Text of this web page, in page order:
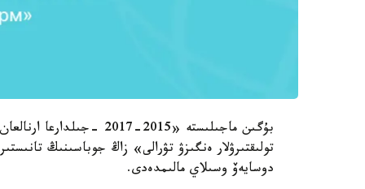
بۇگىن ماجىلىستە «2015-
تولىقتىرۋلار ەنگىزۋ تۋرالى» زاڭ جوباسىنىڭ
دوسايەۆ وسىلاي مالىمدەدى.